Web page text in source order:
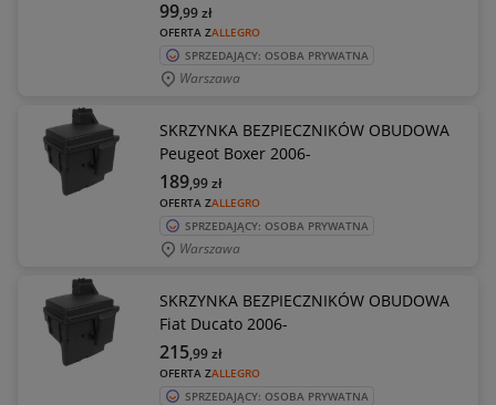
OFERTA ZALLEGRO
99,99zł
SPRZEDAJĄCY: OSOBA PRYWATNA
Warszawa
SKRZYNKA BEZPIECZNIKÓW OBUDOWA
Peugeot Boxer 2006-
OFERTA ZALLEGRO
189,99zł
SPRZEDAJĄCY: OSOBA PRYWATNA
Warszawa
SKRZYNKA BEZPIECZNIKÓW OBUDOWA
Fiat Ducato 2006-
OFERTA ZALLEGRO
215,99zł
SPRZEDAJĄCY: OSOBA PRYWATNA